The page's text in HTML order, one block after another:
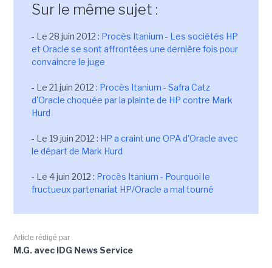
Sur le même sujet :
- Le 28 juin 2012 : Procès Itanium - Les sociétés HP
et Oracle se sont affrontées une dernière fois pour
convaincre le juge
- Le 21 juin 2012 : Procès Itanium - Safra Catz
d'Oracle choquée par la plainte de HP contre Mark
Hurd
- Le 19 juin 2012 : HP a craint une OPA d'Oracle avec
le départ de Mark Hurd
- Le 4 juin 2012 : Procès Itanium - Pourquoi le
fructueux partenariat HP/Oracle a mal tourné
Article rédigé par
M.G. avec IDG News Service